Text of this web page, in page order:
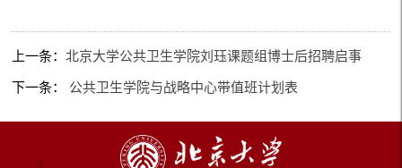
上一条：北京大学公共卫生学院刘珏课题组博士后招聘启事
下一条： 公共卫生学院与战略中心带值班计划表